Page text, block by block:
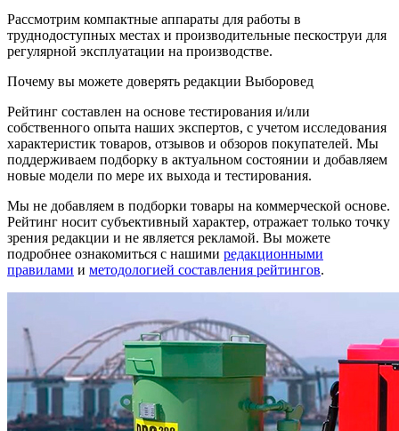
Рассмотрим компактные аппараты для работы в
труднодоступных местах и производительные пескоструи для
регулярной эксплуатации на производстве.
Почему вы можете доверять редакции Выборовед
Рейтинг составлен на основе тестирования и/или
собственного опыта наших экспертов, с учетом исследования
характеристик товаров, отзывов и обзоров покупателей. Мы
поддерживаем подборку в актуальном состоянии и добавляем
новые модели по мере их выхода и тестирования.
Мы не добавляем в подборки товары на коммерческой основе.
Рейтинг носит субъективный характер, отражает только точку
зрения редакции и не является рекламой. Вы можете
подробнее ознакомиться с нашими редакционными
правилами и методологией составления рейтингов.